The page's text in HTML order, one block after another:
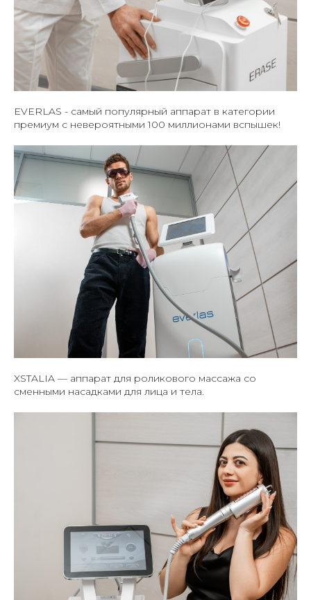
EVERLAS - самый популярный аппарат в категории
премиум с невероятными 100 миллионами вспышек!
XSTALIA — аппарат для роликового массажа со
сменными насадками для лица и тела.